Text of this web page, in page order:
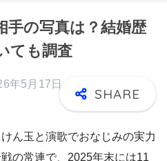
手の写真は？結婚歴
ても調査
年5月17日
ん玉と演歌でおなじみの実力
の常連で、2025年末には11